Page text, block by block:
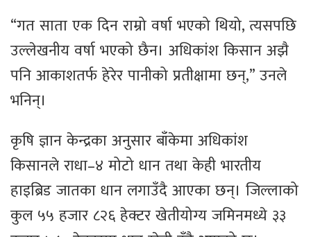
“गत साता एक दिन राम्रो वर्षा भएको थियो, त्यसपछि
उल्लेखनीय वर्षा भएको छैन। अधिकांश किसान अझै
पनि आकाशतर्फ हेरेर पानीको प्रतीक्षामा छन्,” उनले
भनिन्।
कृषि ज्ञान केन्द्रका अनुसार बाँकेमा अधिकांश
किसानले राधा–४ मोटो धान तथा केही भारतीय
हाइब्रिड जातका धान लगाउँदै आएका छन्। जिल्लाको
कुल ५५ हजार ८२६ हेक्टर खेतीयोग्य जमिनमध्ये ३३